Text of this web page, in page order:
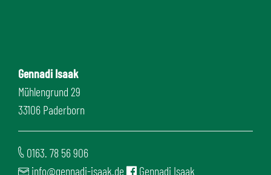
Gennadi Isaak
Mühlengrund 29
33106 Paderborn
0163. 78 56 906
info@gennadi-isaak.de
Gennadi Isaak